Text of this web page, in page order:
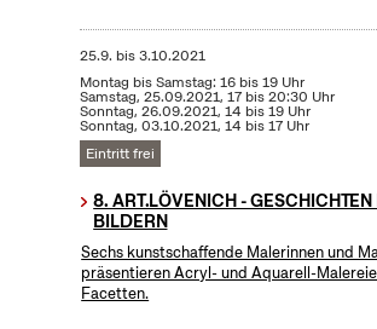
25.9. bis3.10.2021
Montag bis Samstag: 16 bis 19 Uhr
Samstag, 25.09.2021, 17 bis 20:30 Uhr
Sonntag, 26.09.2021, 14 bis 19 Uhr
Sonntag, 03.10.2021, 14 bis 17 Uhr
Eintritt frei
8. ART.LÖVENICH - GESCHICHTEN
BILDERN
Sechs kunstschaffende Malerinnen und
präsentieren Acryl- und Aquarell-
Facetten.